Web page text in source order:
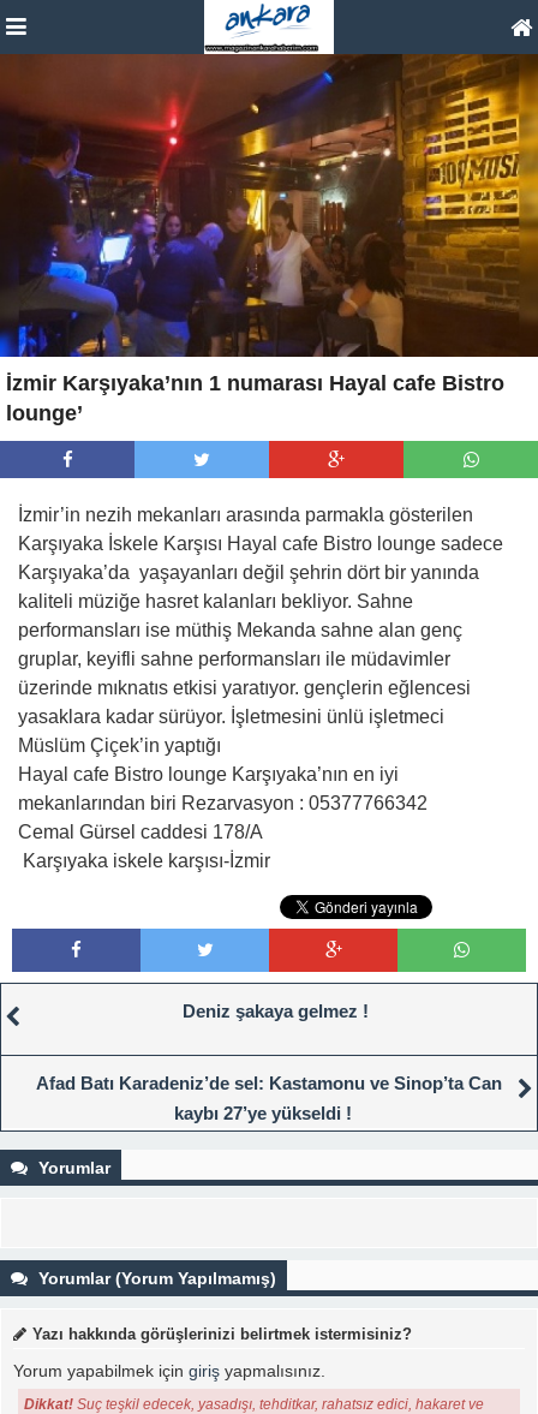
İzmir Karşıyaka’nın 1 numarası Hayal cafe Bistro
lounge’
İzmir’in nezih mekanları arasında parmakla gösterilen
Karşıyaka İskele Karşısı Hayal cafe Bistro lounge sadece
Karşıyaka’da yaşayanları değil şehrin dört bir yanında
kaliteli müziğe hasret kalanları bekliyor. Sahne
performansları ise müthiş Mekanda sahne alan genç
gruplar, keyifli sahne performansları ile müdavimler
üzerinde mıknatıs etkisi yaratıyor. gençlerin eğlencesi
yasaklara kadar sürüyor. İşletmesini ünlü işletmeci
Müslüm Çiçek’in yaptığı
Hayal cafe Bistro lounge Karşıyaka’nın en iyi
mekanlarından biri Rezarvasyon : 05377766342
Cemal Gürsel caddesi 178/A
Karşıyaka iskele karşısı-İzmir
Deniz şakaya gelmez !
Afad Batı Karadeniz’de sel: Kastamonu ve Sinop’ta Can
kaybı 27’ye yükseldi !
Yorumlar
Yorumlar (Yorum Yapılmamış)
Yazı hakkında görüşlerinizi belirtmek istermisiniz?
Yorum yapabilmek için giriş yapmalısınız.
Dikkat! Suç teşkil edecek, yasadışı, tehditkar, rahatsız edici, hakaret ve